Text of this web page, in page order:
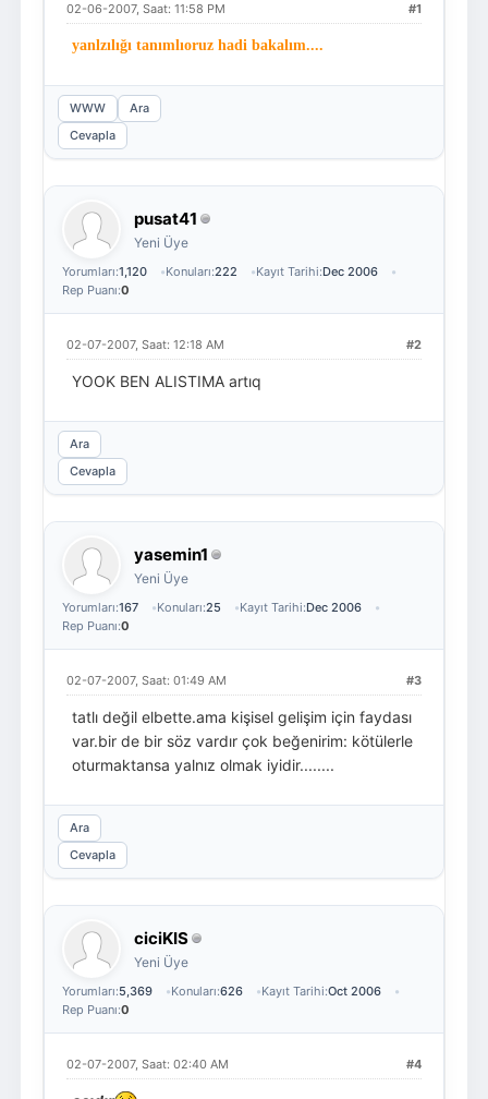
#1
02-06-2007, Saat: 11:58 PM
yanlzılığı tanımlıoruz hadi bakalım....
WWW
Ara
Cevapla
pusat41
Yeni Üye
Yorumları:1,120 Konuları:222 Kayıt Tarihi:Dec 2006
Rep Puanı:0
#2
02-07-2007, Saat: 12:18 AM
YOOK BEN ALISTIMA artıq
Ara
Cevapla
yasemin1
Yeni Üye
Yorumları:167 Konuları:25 Kayıt Tarihi:Dec 2006
Rep Puanı:0
#3
02-07-2007, Saat: 01:49 AM
tatlı değil elbette.ama kişisel gelişim için faydası
var.bir de bir söz vardır çok beğenirim: kötülerle
oturmaktansa yalnız olmak iyidir........
Ara
Cevapla
ciciKIS
Yeni Üye
Yorumları:5,369 Konuları:626 Kayıt Tarihi:Oct 2006
Rep Puanı:0
#4
02-07-2007, Saat: 02:40 AM